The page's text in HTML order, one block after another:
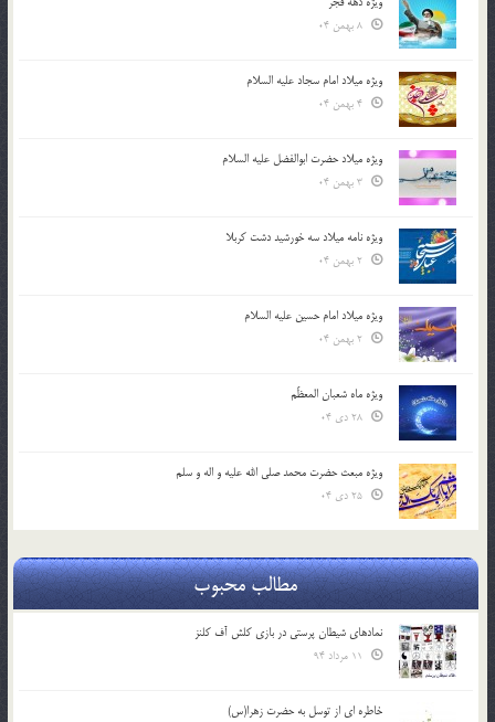
ویژه میلاد امام سجاد علیه السلام
ویژه میلاد حضرت ابوالفضل علیه السلام
ویژه نامه میلاد سه خورشید دشت کربلا
ویژه میلاد امام حسین علیه السلام
ویژه ماه شعبان المعظّم
ویژه مبعث حضرت محمد صلی الله علیه و اله و سلم
مطالب محبوب
نمادهای شیطان پرستی در بازی کلش آف کلنز
خاطره ای از توسل به حضرت زهرا(س)